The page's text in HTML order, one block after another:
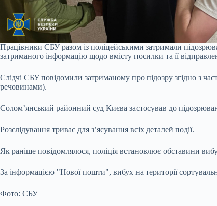
Працівники СБУ разом із поліцейськими затримали
затриманого інформацію щодо вмісту посилки та її
Слідчі СБУ повідомили затриманому про підозру згідно з
речовинами).
Солом’янський районний суд Києва застосував до
Розслідування триває для з’ясування всіх деталей події.
Як раніше повідомлялося, поліція встановлює обставини
За інформацією "Нової пошти", вибух на території
Фото: СБУ